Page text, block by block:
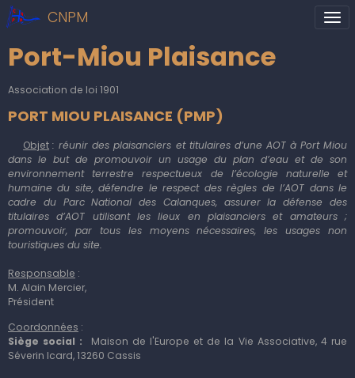
CNPM
Port-Miou Plaisance
Association de loi 1901
PORT MIOU PLAISANCE (PMP)
Objet : réunir des plaisanciers et titulaires d’une AOT à Port Miou
dans le but de promouvoir un usage du plan d’eau et de son
environnement terrestre respectueux de l’écologie naturelle et
humaine du site, défendre le respect des règles de l’AOT dans le
cadre du Parc National des Calanques, assurer la défense des
titulaires d’AOT utilisant les lieux en plaisanciers et amateurs ;
promouvoir, par tous les moyens nécessaires, les usages non
touristiques du site.
Responsable :
M. Alain Mercier,
Président
Coordonnées :
Siège social : Maison de l'Europe et de la Vie Associative, 4 rue
Séverin Icard, 13260 Cassis